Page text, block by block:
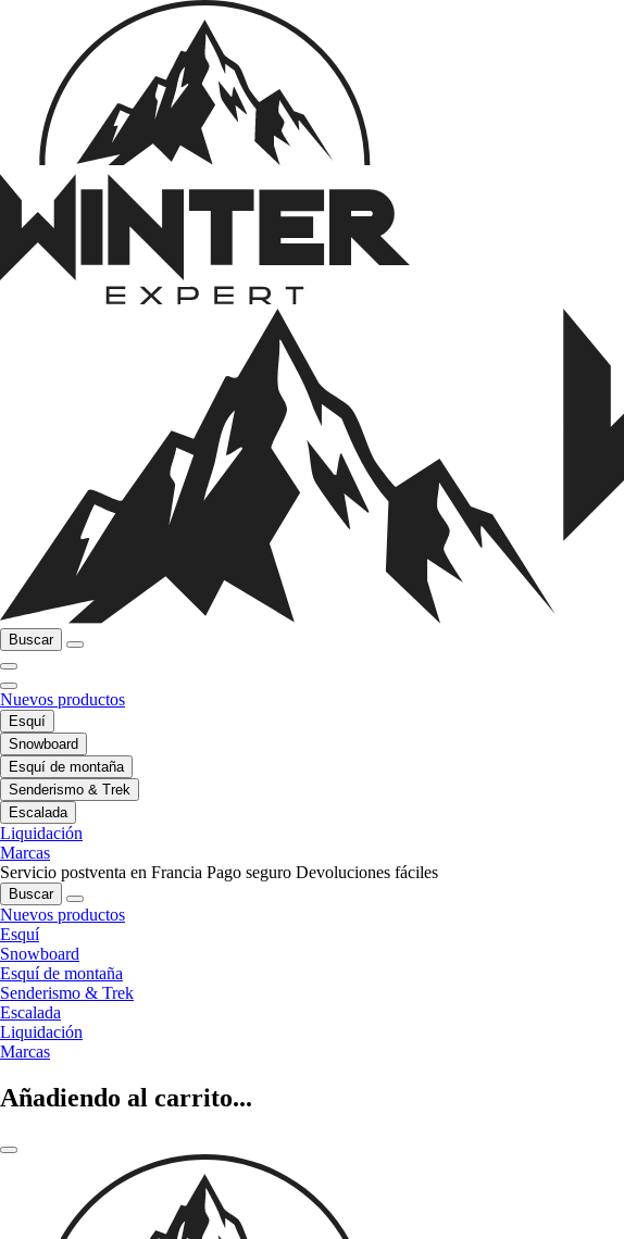
Buscar
Nuevos productos
Esquí
Snowboard
Esquí de montaña
Senderismo & Trek
Escalada
Liquidación
Marcas
Servicio postventa en Francia Pago seguro Devoluciones fáciles
Buscar
Nuevos productos
Esquí
Snowboard
Esquí de montaña
Senderismo & Trek
Escalada
Liquidación
Marcas
Añadiendo al carrito...